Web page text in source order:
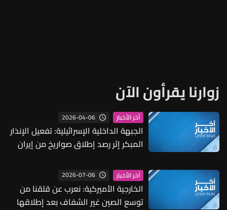
زوارنا يقرأون الآن
آخر الأخبار 2026-04-06
الجبهة الداخلية الإسرائيلية: تفعيل الإنذار
المبكر إثر رصد إطلاق صواريخ من إيران
آخر الأخبار 2026-07-06
الخارجية الأميركية: نعرب عن قلقنا من
توسع الصين غير الشفاف بعد إطلاقها